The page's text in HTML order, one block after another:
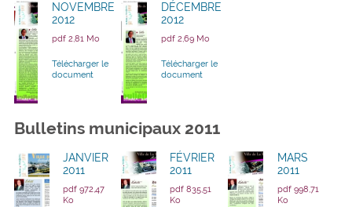
NOVEMBRE
2012
pdf 2,81 Mo
Télécharger le
document
DÉCEMBRE
2012
pdf 2,69 Mo
Télécharger le
document
Bulletins municipaux 2011
JANVIER
2011
pdf 972,47
Ko
FÉVRIER
2011
pdf 835,51
Ko
MARS
2011
pdf 998,71
Ko